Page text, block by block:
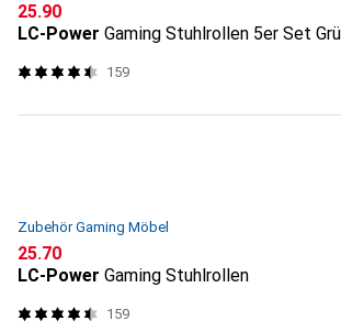
CHF
25.90
LC-Power Gaming Stuhlrollen 5er Set
159
Zubehör Gaming Möbel
CHF
25.70
LC-Power Gaming Stuhlrollen
159